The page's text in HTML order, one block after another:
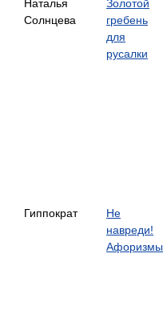
Наталья
Солнцева
Золотой
гребень
для
русалки
Гиппократ
Не
навреди!
Афоризмы